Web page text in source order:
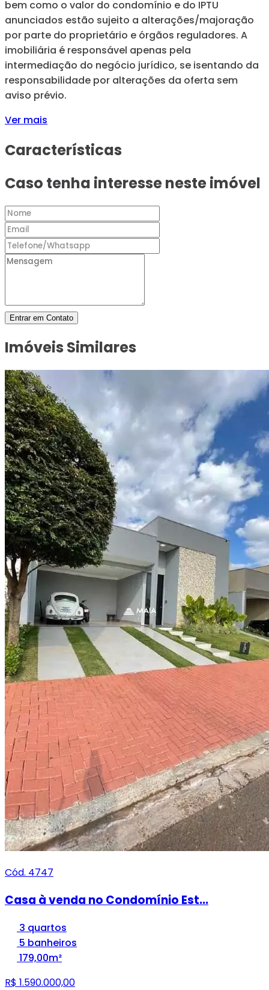
bem como o valor do condomínio e do IPTU
anunciados estão sujeito a alterações/majoração
por parte do proprietário e órgãos reguladores. A
imobiliária é responsável apenas pela
intermediação do negócio jurídico, se isentando da
responsabilidade por alterações da oferta sem
aviso prévio.
Ver mais
Características
Caso tenha interesse neste imóvel
Entrar em Contato
Imóveis Similares
Cód. 4747
Casa à venda no Condomínio Est...
3 quartos
5 banheiros
179,00m²
R$ 1.590.000,00